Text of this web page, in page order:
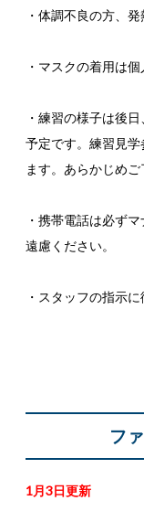
・体調不良の方、
・マスクの着用は
・練習の様子は後
予定です。練習見
ます。あらかじめご
・携帯電話は必ず
遠慮ください。
・スタッフの指示
フ
1月3日更新